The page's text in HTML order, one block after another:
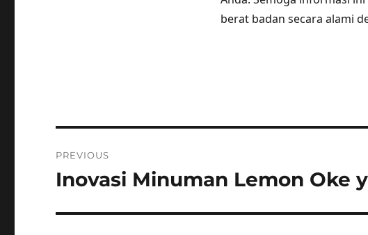
berat badan secara alami
navigation
PREVIOUS
Previous
Inovasi Minuman Lemon Oke